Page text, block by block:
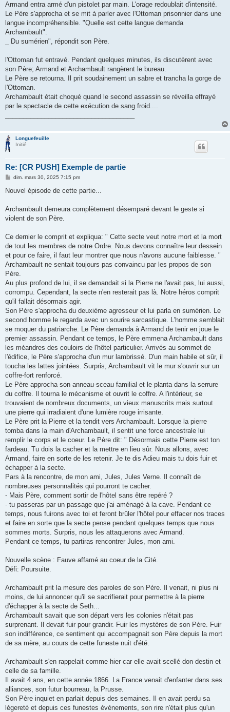
Armand entra armé d'un pistolet par main. L'orage redoublait d'intensité.
Le Père s'approcha et se mit à parler avec l'Ottoman prisonnier dans une
langue incompréhensible. "Quelle est cette langue demanda
Archambault".
_ Du sumérien", répondit son Père.
l'Ottoman fut entravé. Pendant quelques minutes, ils discutèrent avec
son Père; Armand et Archambault rangèrent le bureau.
Le Père se retourna. Il prit soudainement un sabre et trancha la gorge de
l'Ottoman.
Archambault était choqué quand le second assassin se réveilla effrayé
par le spectacle de cette exécution de sang froid....
Longuefeuille
Initié
Re: [CR PUSH] Exemple de partie
M
s
g
dim. mars 30, 2025 7:15 pm
Nouvel épisode de cette partie...
Archambault demeura complètement désemparé devant le geste si
violent de son Père.
Ce dernier le comprit et expliqua: " Cette secte veut notre mort et la mort
de tout les membres de notre Ordre. Nous devons connaître leur dessein
et pour ce faire, il faut leur montrer que nous n'avons aucune faiblesse. "
Archambault ne sentait toujours pas convaincu par les propos de son
Père.
Au plus profond de lui, il se demandait si la Pierre ne l'avait pas, lui aussi,
corrompu. Cependant, la secte n'en resterait pas là. Notre héros comprit
qu'il fallait désormais agir.
Son Père s'approcha du deuxième agresseur et lui parla en sumérien. Le
second homme le regarda avec un sourire sarcastique. L'homme semblait
se moquer du patriarche. Le Père demanda à Armand de tenir en joue le
premier assassin. Pendant ce temps, le Père emmena Archambault dans
les méandres des couloirs de l'hôtel particulier. Arrivés au sommet de
l'édifice, le Père s'approcha d'un mur lambrissé. D'un main habile et sûr, il
toucha les lattes jointées. Surpris, Archambault vit le mur s'ouvrir sur un
coffre-fort renforcé.
Le Père approcha son anneau-sceau familial et le planta dans la serrure
du coffre. Il tourna le mécanisme et ouvrit le coffre. A l'intérieur, se
trouvaient de nombreux documents, un vieux manuscrits mais surtout
une pierre qui irradiaient d'une lumière rouge irrisante.
Le Père prit la Pierre et la tendit vers Archambault. Lorsque la pierre
tomba dans la main d'Archambault, il sentit une force ancestrale lui
remplir le corps et le coeur. Le Père dit: " Désormais cette Pierre est ton
fardeau. Tu dois la cacher et la mettre en lieu sûr. Nous allons, avec
Armand, faire en sorte de les retenir. Je te dis Adieu mais tu dois fuir et
échapper à la secte.
Pars à la rencontre, de mon ami, Jules, Jules Verne. Il connaît de
nombreuses personnalités qui pourront te cacher.
- Mais Père, comment sortir de l'hôtel sans être repéré ?
- tu passeras par un passage que j'ai aménagé à la cave. Pendant ce
temps, nous fuirons avec toi et feront brûler l'hôtel pour effacer nos traces
et faire en sorte que la secte pense pendant quelques temps que nous
sommes morts. Surpris, nous les attaquerons avec Armand.
Pendant ce temps, tu partiras rencontrer Jules, mon ami.
Nouvelle scène : Fauve affamé au coeur de la Cité.
Défi: Poursuite.
Archambault prit la mesure des paroles de son Père. Il venait, ni plus ni
moins, de lui annoncer qu'il se sacrifierait pour permettre à la pierre
d'échapper à la secte de Seth...
Archambault savait que son départ vers les colonies n'était pas
surprenant. Il devait fuir pour grandir. Fuir les mystères de son Père. Fuir
son indifférence, ce sentiment qui accompagnait son Père depuis la mort
de sa mère, au cours de cette funeste nuit d'été.
Archambault s'en rappelait comme hier car elle avait scellé don destin et
celle de sa famille.
Il avait 4 ans, en cette année 1866. La France venait d'enfanter dans ses
alliances, son futur bourreau, la Prusse.
Son Père inquiet en parlait depuis des semaines. Il en avait perdu sa
légereté et depuis ces funestes événements, son rire n'était plus qu'un